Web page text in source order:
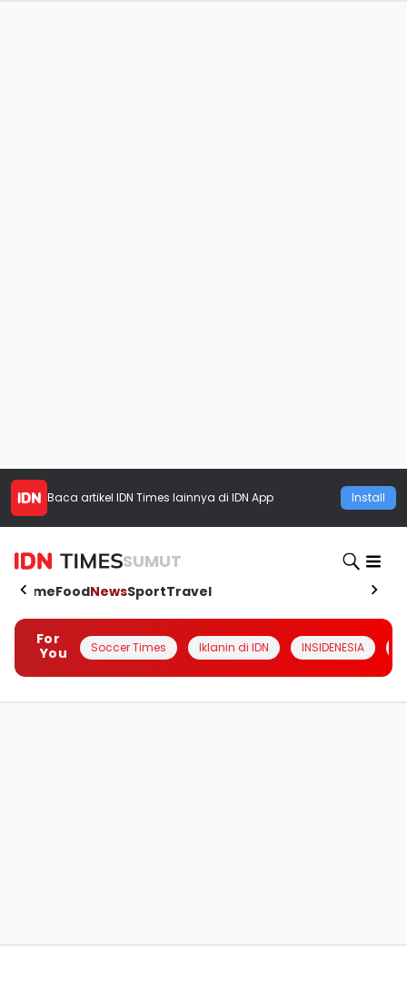
Baca artikel IDN Times lainnya di IDN App Install
SUMUT
HomeFoodNewsSportTravel
For
You
Soccer Times Iklanin di IDN INSIDENESIA